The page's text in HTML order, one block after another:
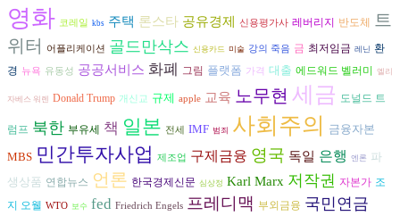
영화 코레일 kbs 주택 론스타 공유경제 신용평가사 레버리지 반도체 트
위터
어플리케이션 골드만삭스 신용카드 미술 강의 죽음 금 최저임금 레닌 환
경 뉴욕 유동성 공공서비스 화폐 그림 플랫폼 가격 대출 에드워드 벨러미 엘리
자베스 워렌 Donald Trump 개신교 규제 apple 교육 노무현 세금 도널드 트
럼프 북한 부유세 책 일본 전세 IMF 범죄 사회주의 금융자본
MBS 민간투자사업 제조업 구제금융 영국 독일 은행 엔론 파
생상품 연합뉴스 언론 한국경제신문 심상정 Karl Marx 저작권 자본가 조
지 오웰 WTO 보수 fed Friedrich Engels 프레디맥 부외금융 국민연금